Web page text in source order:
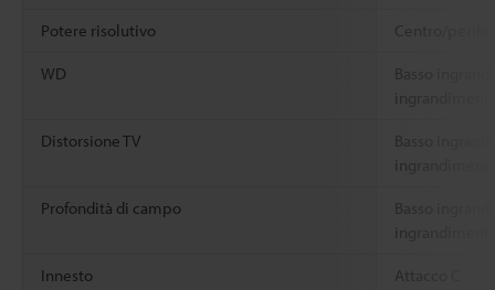
Potere risolutivo Centro/
WD
Basso
Distorsione TV
Basso
Profondità di campo
Basso
Innesto Attacco C